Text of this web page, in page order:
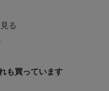
る
も買っています